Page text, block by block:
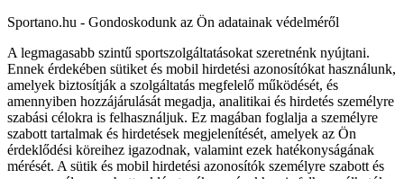
Sportano.hu - Gondoskodunk az Ön adatainak védelméről
A legmagasabb szintű sportszolgáltatásokat szeretnénk nyújtani.
Ennek érdekében sütiket és mobil hirdetési azonosítókat használunk,
amelyek biztosítják a szolgáltatás megfelelő működését, és
amennyiben hozzájárulását megadja, analitikai és hirdetés személyre
szabási célokra is felhasználjuk. Ez magában foglalja a személyre
szabott tartalmak és hirdetések megjelenítését, amelyek az Ön
érdeklődési köreihez igazodnak, valamint ezek hatékonyságának
mérését. A sütik és mobil hirdetési azonosítók személyre szabott és